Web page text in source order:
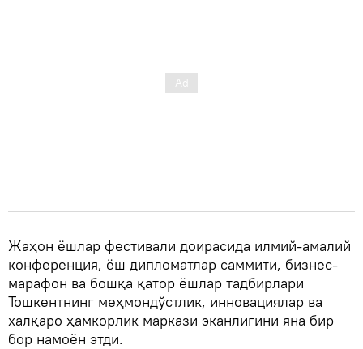
Жаҳон ёшлар фестивали доирасида илмий-амалий
конференция, ёш дипломатлар саммити, бизнес-
марафон ва бошқа қатор ёшлар тадбирлари
Тошкентнинг меҳмондўстлик, инновациялар ва
халқаро ҳамкорлик маркази эканлигини яна бир
бор намоён этди.